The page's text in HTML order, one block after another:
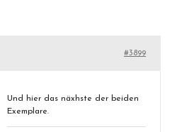
#3899
Und hier das näxhste der beiden
Exemplare.